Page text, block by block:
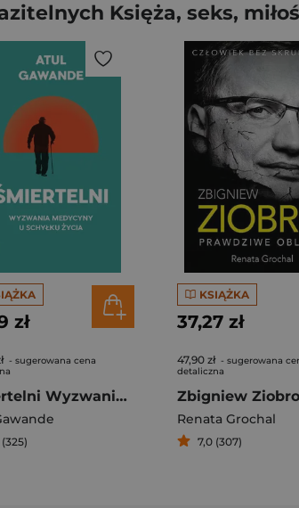
Księża, seks,
zł
- sugerowana cena
Śmiertelni Wyzwania medycyny u schyłku życia
KSIĄŻKA
37,27 zł
47,90 zł - sugerowana
detaliczna
Renata Grochal
7,0 (307)